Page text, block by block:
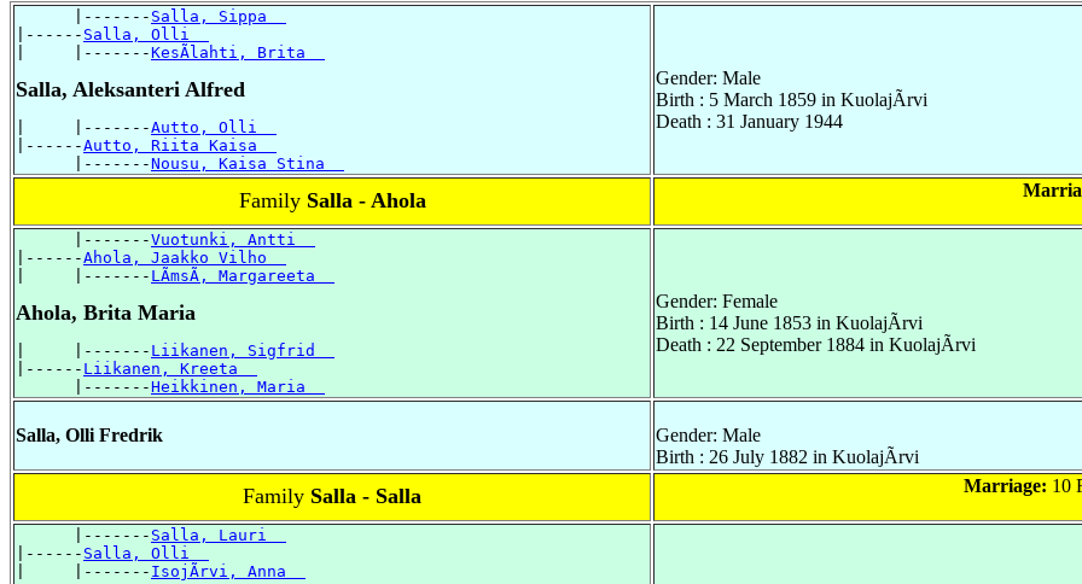
      |-------
Salla, Sippa
|------ Salla, Olli
|     |-------KesÃlahti, Brita
Salla, Aleksanteri Alfred
|     |-------Autto, Olli
|------Autto, Riita Kaisa
      |-------
Nousu, Kaisa Stina
Gender: Male
Birth : 5 March 1859 in KuolajÃrvi
Death : 31 January 1944
Family Salla - Ahola
      |-------
Vuotunki, Antti
|------Ahola, Jaakko Vilho
|     |------- LÃmsÃ, Margareeta
Ahola, Brita Maria
|     |------- Liikanen, Sigfrid
|------ Liikanen, Kreeta
      |-------
Heikkinen, Maria
Gender: Female
Birth : 14 June 1853 in KuolajÃrvi
Death : 22 September 1884 in KuolajÃrvi
Salla, Olli Fredrik
Gender: Male
Birth : 26 July 1882 in KuolajÃrvi
Family Salla - Salla Marriage: 10
      |-------
Salla, Lauri
|------ Salla, Olli
|     |------- IsojÃrvi, Anna